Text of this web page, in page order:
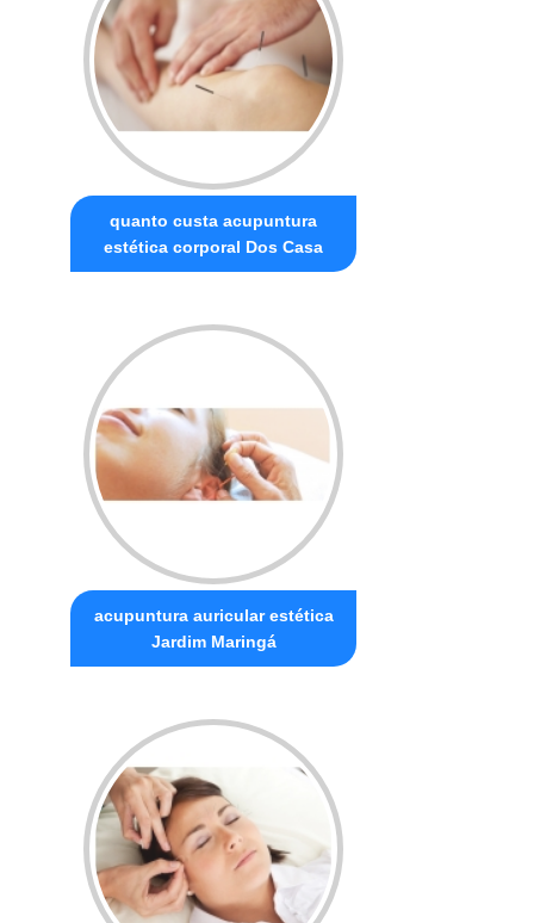
quanto custa acupuntura
estética corporal Dos Casa
acupuntura auricular estética
Jardim Maringá